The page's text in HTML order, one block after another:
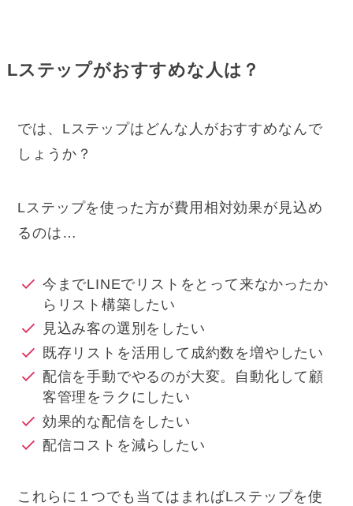
Lステップがおすすめな人は？
では、Lステップはどんな人がおすすめなんで
しょうか？
Lステップを使った方が費用相対効果が見込め
るのは…
今までLINEでリストをとって来なかったか
らリスト構築したい
見込み客の選別をしたい
既存リストを活用して成約数を増やしたい
配信を手動でやるのが大変。自動化して顧
客管理をラクにしたい
効果的な配信をしたい
配信コストを減らしたい
これらに１つでも当てはまればLステップを使